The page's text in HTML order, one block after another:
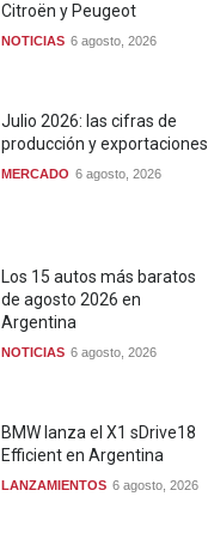
Citroën y Peugeot
NOTICIAS 6 agosto, 2026
Julio 2026: las cifras de
producción y exportaciones
MERCADO 6 agosto, 2026
Los 15 autos más baratos
de agosto 2026 en
Argentina
NOTICIAS 6 agosto, 2026
BMW lanza el X1 sDrive18
Efficient en Argentina
LANZAMIENTOS 6 agosto, 2026